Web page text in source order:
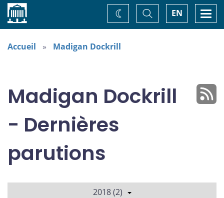
Accueil EN
Basculer
la
recherche
Changez
de
thème
Accueil Madigan Dockrill
Madigan Dockrill
- Dernières
parutions
2018 (2)